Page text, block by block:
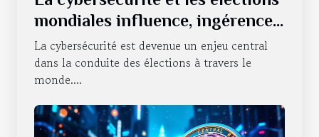
mondiales influence, ingérence
et intégrité démocratique
La cybersécurité est devenue un enjeu central
dans la conduite des élections à travers le
monde....